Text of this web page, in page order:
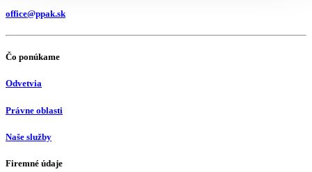
office@ppak.sk
Čo ponúkame
Odvetvia
Právne oblasti
Naše služby
Firemné údaje